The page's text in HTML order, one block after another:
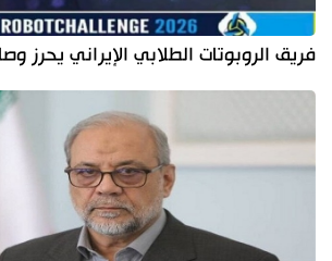
فريق الروبوتات الطلابي الإيراني يحرز